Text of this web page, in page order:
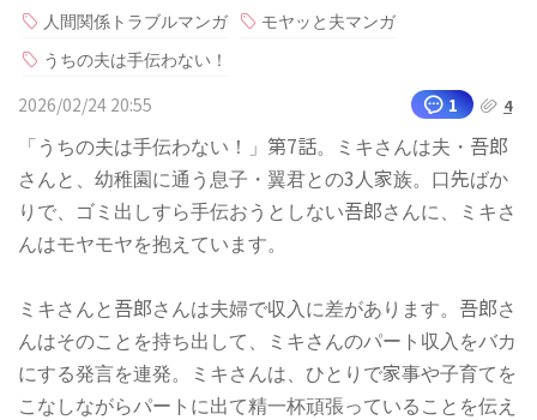
人間関係トラブルマンガ
モヤッと夫マンガ
うちの夫は手伝わない！
2026/02/24 20:55
1 4
「うちの夫は手伝わない！」第7話。ミキさんは夫・吾郎
さんと、幼稚園に通う息子・翼君との3人家族。口先ばか
りで、ゴミ出しすら手伝おうとしない吾郎さんに、ミキさ
んはモヤモヤを抱えています。
ミキさんと吾郎さんは夫婦で収入に差があります。吾郎さ
んはそのことを持ち出して、ミキさんのパート収入をバカ
にする発言を連発。ミキさんは、ひとりで家事や子育てを
こなしながらパートに出て精一杯頑張っていることを伝え